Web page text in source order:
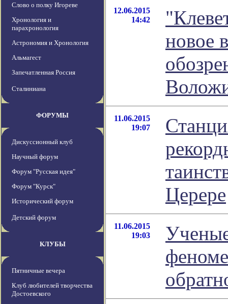
Слово о полку Игореве
Хронология и
парахронология
Астрономия и Хронология
Альмагест
Запечатленная Россия
Сталиниана
ФОРУМЫ
Дискуссионный клуб
Научный форум
Форум "Русская идея"
Форум "Курск"
Исторический форум
Детский форум
КЛУБЫ
Пятничные вечера
Клуб любителей творчества
Достоевского
12.06.2015
14:42
новое
11.06.2015
19:07
Церере
11.06.2015
19:03